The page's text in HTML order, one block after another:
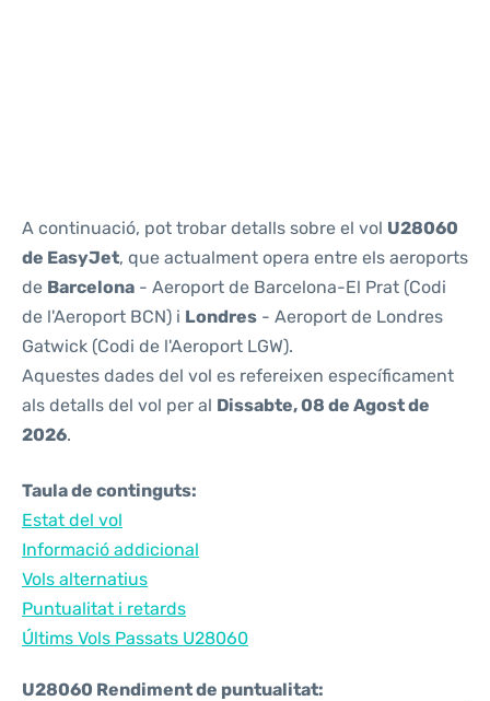
A continuació, pot trobar detalls sobre el vol U28060
de EasyJet, que actualment opera entre els aeroports
de Barcelona - Aeroport de Barcelona-El Prat (Codi
de l'Aeroport BCN) i Londres - Aeroport de Londres
Gatwick (Codi de l'Aeroport LGW).
Aquestes dades del vol es refereixen específicament
als detalls del vol per al Dissabte, 08 de Agost de
2026.
Taula de continguts:
Estat del vol
Informació addicional
Vols alternatius
Puntualitat i retards
Últims Vols Passats U28060
U28060 Rendiment de puntualitat: